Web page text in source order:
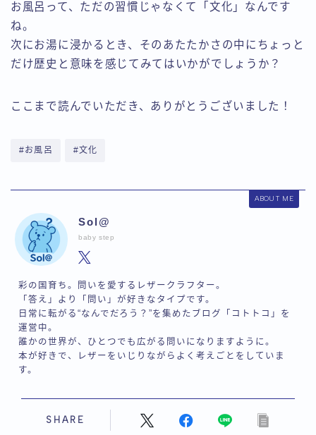
お風呂って、ただの習慣じゃなくて「文化」なんです
ね。
次にお湯に浸かるとき、そのあたたかさの中にちょっと
だけ歴史と意味を感じてみてはいかがでしょうか？
ここまで読んでいただき、ありがとうございました！
#お風呂 #文化
ABOUT ME
Sol@
baby step
彩の国育ち。問いを愛するレザークラフター。
「答え」より「問い」が好きなタイプです。
日常に転がる“なんでだろう？”を集めたブログ「コトトコ」を
運営中。
誰かの世界が、ひとつでも広がる問いになりますように。
本が好きで、レザーをいじりながらよく考えごとをしていま
す。
SHARE